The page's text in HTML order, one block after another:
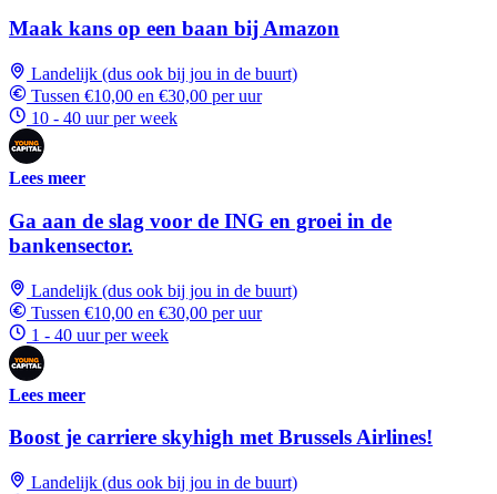
Maak kans op een baan bij Amazon
Landelijk (dus ook bij jou in de buurt)
Tussen €10,00 en €30,00 per uur
10 - 40 uur per week
Lees meer
Ga aan de slag voor de ING en groei in de
bankensector.
Landelijk (dus ook bij jou in de buurt)
Tussen €10,00 en €30,00 per uur
1 - 40 uur per week
Lees meer
Boost je carriere skyhigh met Brussels Airlines!
Landelijk (dus ook bij jou in de buurt)